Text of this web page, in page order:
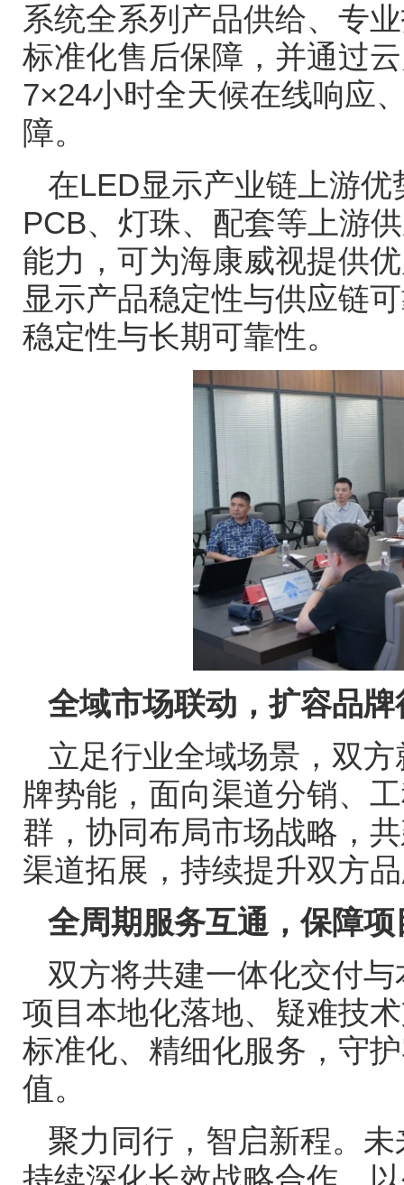
系统全系列产品供给、专
标准化售后保障，并通过
7×24小时全天候在线响应
障。
在LED显示产业链上游
PCB、灯珠、配套等上游
能力，可为海康威视提供
显示产品稳定性与供应链
稳定性与长期可靠性。
全域市场联动，扩容品
立足行业全域场景，双
牌势能，面向渠道分销、
群，协同布局市场战略，
渠道拓展，持续提升双方
全周期服务互通，保障
双方将共建一体化交付
项目本地化落地、疑难技
标准化、精细化服务，守
值。
聚力同行，智启新程。